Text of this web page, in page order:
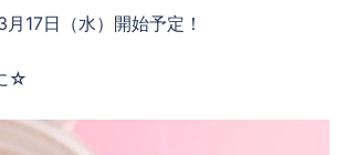
17日（水）開始予定！
☆